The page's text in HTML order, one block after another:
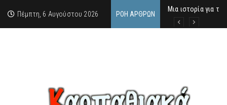
Πέμπτη, 6 Αυγούστου 2026 ΡΟΉ ΆΡΘΡΩΝ
Μια ιστορία για τη
Δρ. Εμμανουέλλα
Χάιδω-Ειρήνη